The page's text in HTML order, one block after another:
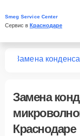
Smeg Service Center
Сервис в Краснодаре
Замена
Замена
Краснодаре